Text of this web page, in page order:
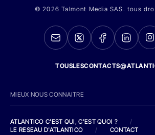
© 2026 Talmont Media SAS. tous
MIEUX NOUS CONNAITRE
ATLANTICO C'EST QUI, C'EST QUOI ?
/
LE RESEAU D'ATLANTICO
/ CONTACT